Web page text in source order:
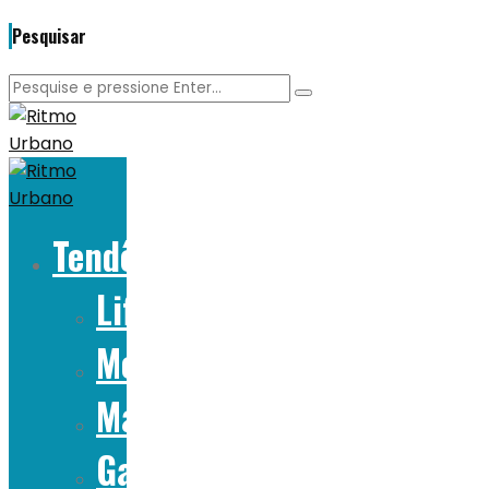
Pesquisar
Tendências
Lifestyle
Moda
Marcas
Gadgets